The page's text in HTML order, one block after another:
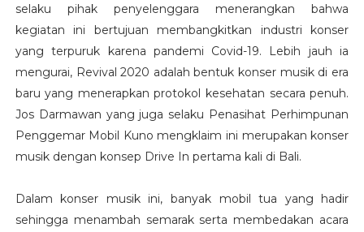
selaku pihak penyelenggara menerangkan bahwa
kegiatan ini bertujuan membangkitkan industri konser
yang terpuruk karena pandemi Covid-19. Lebih jauh ia
mengurai, Revival 2020 adalah bentuk konser musik di era
baru yang menerapkan protokol kesehatan secara penuh.
Jos Darmawan yang juga selaku Penasihat Perhimpunan
Penggemar Mobil Kuno mengklaim ini merupakan konser
musik dengan konsep Drive In pertama kali di Bali.
Dalam konser musik ini, banyak mobil tua yang hadir
sehingga menambah semarak serta membedakan acara